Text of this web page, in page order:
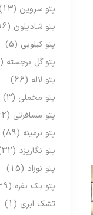
پتو سروین (13)
پتو شادیلون (96)
پتو کیلویی (5)
پتو گل برجسته (127)
پتو لاله (66)
پتو مخملی (3)
پتو مسافرتی (162)
پتو نرمینه (89)
پتو نگاریزد (32)
پتو نوزاد (15)
پتو یک نفره (129)
تشک ابری (1)